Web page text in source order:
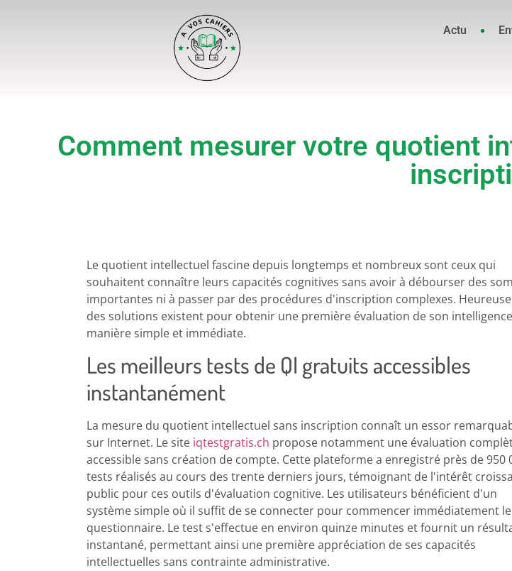
Actu
Comment mesurer votre quotient
Le quotient intellectuel fascine depuis longtemps et nombreux sont ceux qui
souhaitent connaître leurs capacités cognitives sans avoir à débourser des
importantes ni à passer par des procédures d'inscription complexes.
des solutions existent pour obtenir une première évaluation de son
manière simple et immédiate.
Les meilleurs tests de QI gratuits accessibles
instantanément
La mesure du quotient intellectuel sans inscription connaît un essor
sur Internet. Le site iqtestgratis.ch propose notamment une évaluation
accessible sans création de compte. Cette plateforme a enregistré près de 950
tests réalisés au cours des trente derniers jours, témoignant de l'intérêt
public pour ces outils d'évaluation cognitive. Les utilisateurs bénéficient d'un
système simple où il suffit de se connecter pour commencer immédiatement le
questionnaire. Le test s'effectue en environ quinze minutes et fournit un
instantané, permettant ainsi une première appréciation de ses capacités
intellectuelles sans contrainte administrative.